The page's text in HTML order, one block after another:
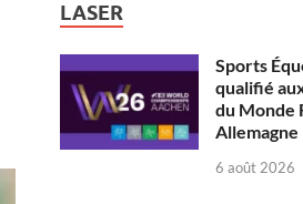
LASER
Sports
qualifié
du Monde
Allemagne
6 août 2026